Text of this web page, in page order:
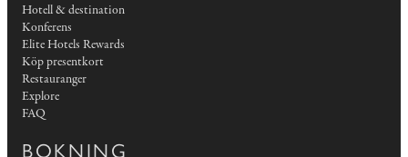
Hotell & destination
Konferens
Elite Hotels Rewards
Köp presentkort
Restauranger
Explore
FAQ
BOKNING